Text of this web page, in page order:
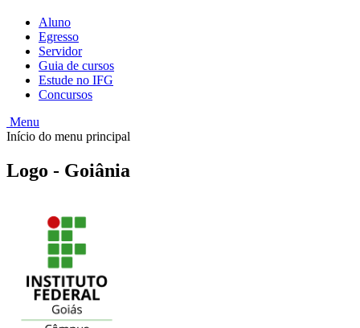
Aluno
Egresso
Servidor
Guia de cursos
Estude no IFG
Concursos
Menu
Início do menu principal
Logo - Goiânia